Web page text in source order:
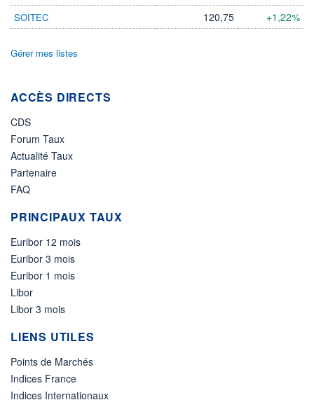
SOITEC 120,75 +1,22%
Gérer mes listes
ACCÈS DIRECTS
CDS
Forum Taux
Actualité Taux
Partenaire
FAQ
PRINCIPAUX TAUX
Euribor 12 mois
Euribor 3 mois
Euribor 1 mois
Libor
Libor 3 mois
LIENS UTILES
Points de Marchés
Indices France
Indices Internationaux